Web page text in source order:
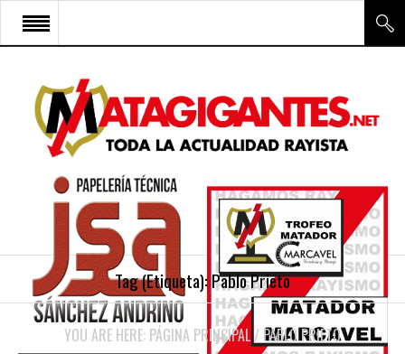
INICIO
RAYO VALLECANO
CANTERA Y ESCUELA FRV
RAYO FÉMINAS
MULTIMEDIA
FIRMAS
CONTACTO
Tag (Etiqueta): Pablo Prieto
YOU ARE HERE: PÁGINA PRINCIPAL / PABLO PRIETO